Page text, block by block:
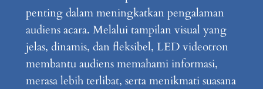
penting dalam meningkatkan pengalaman
audiens acara. Melalui tampilan visual yang
jelas, dinamis, dan fleksibel, LED videotron
membantu audiens memahami informasi,
merasa lebih terlibat, serta menikmati suasana